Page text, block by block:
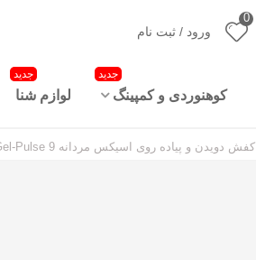
0
ورود / ثبت نام
کوهنوردی و کمپینگ
جدید
لوازم شنا
جدید
کفش دویدن و پیاده روی اسیکس مردانه Asics Gel-Pulse 9